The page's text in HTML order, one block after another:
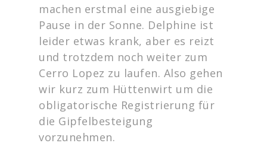
machen erstmal eine ausgiebige
Pause in der Sonne. Delphine ist
leider etwas krank, aber es reizt
und trotzdem noch weiter zum
Cerro Lopez zu laufen. Also gehen
wir kurz zum Hüttenwirt um die
obligatorische Registrierung für
die Gipfelbesteigung
vorzunehmen.